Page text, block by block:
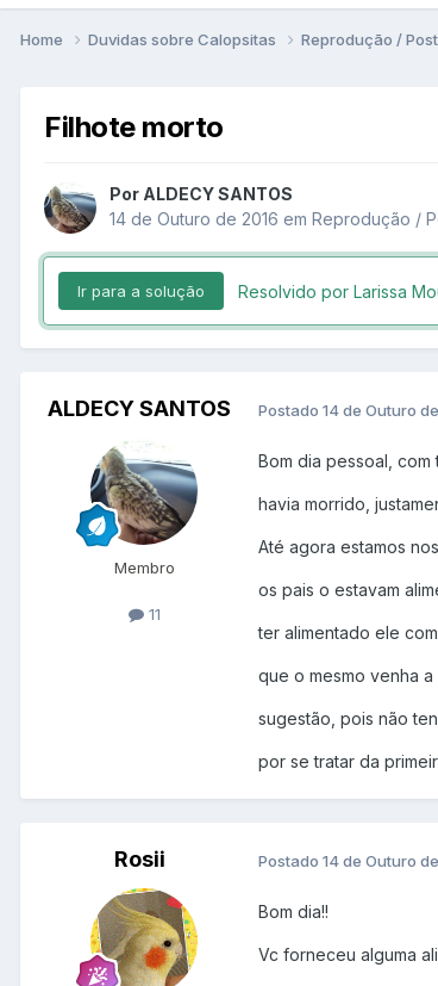
Home Duvidas sobre Calopsitas Reprodução /
Filhote morto
Por ALDECY SANTOS
14 de Outuro de 2016 em Reprodução /
Ir para a solução Resolvido por Larissa
ALDECY SANTOS
Membro
11
Postado 14 de Outuro
Bom dia pessoal,
havia morrido,
Até agora estamos
os pais o estavam
ter alimentado ele
que o mesmo venha
sugestão, pois não
por se tratar da
Rosii Postado 14 de Outuro
Bom dia!!
Vc forneceu alguma